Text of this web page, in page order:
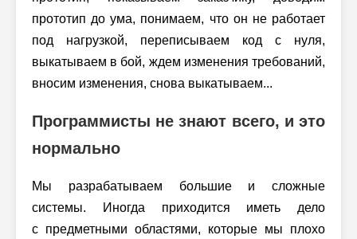
прототип до ума, понимаем, что он не работает
под нагрузкой, переписываем код с нуля,
выкатываем в бой, ждем изменения требований,
вносим изменения, снова выкатываем...
Программисты не знают всего, и это
нормально
Мы разрабатываем большие и сложные
системы. Иногда приходится иметь дело
с предметными областями, которые мы плохо